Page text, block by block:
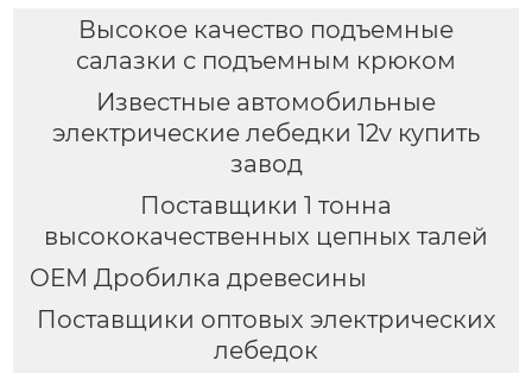
Высокое качество подъемные
салазки с подъемным крюком
Известные автомобильные
электрические лебедки 12v купить
завод
Поставщики 1 тонна
высококачественных цепных талей
OEM Дробилка древесины
Поставщики оптовых электрических
лебедок